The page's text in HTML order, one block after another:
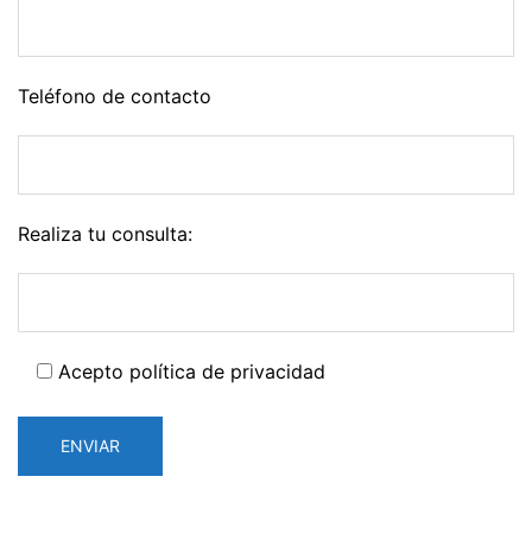
Teléfono de contacto
Realiza tu consulta:
Acepto política de privacidad